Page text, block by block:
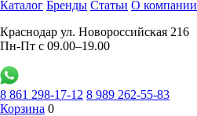
Каталог Бренды Статьи О компании
Краснодар ул. Новороссийская 216
Пн-Пт с 09.00–19.00
8 861 298-17-12 8 989 262-55-83
Корзина 0